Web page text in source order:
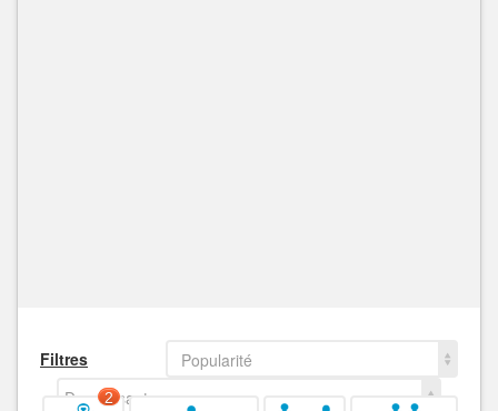
Filtres
Popularité
Decroissant
2